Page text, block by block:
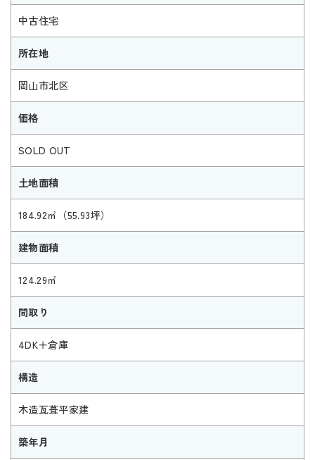
中古住宅
所在地
岡山市北区
価格
SOLD OUT
土地面積
184.92㎡（55.93坪）
建物面積
124.29㎡
間取り
4DK＋倉庫
構造
木造瓦葺平家建
築年月